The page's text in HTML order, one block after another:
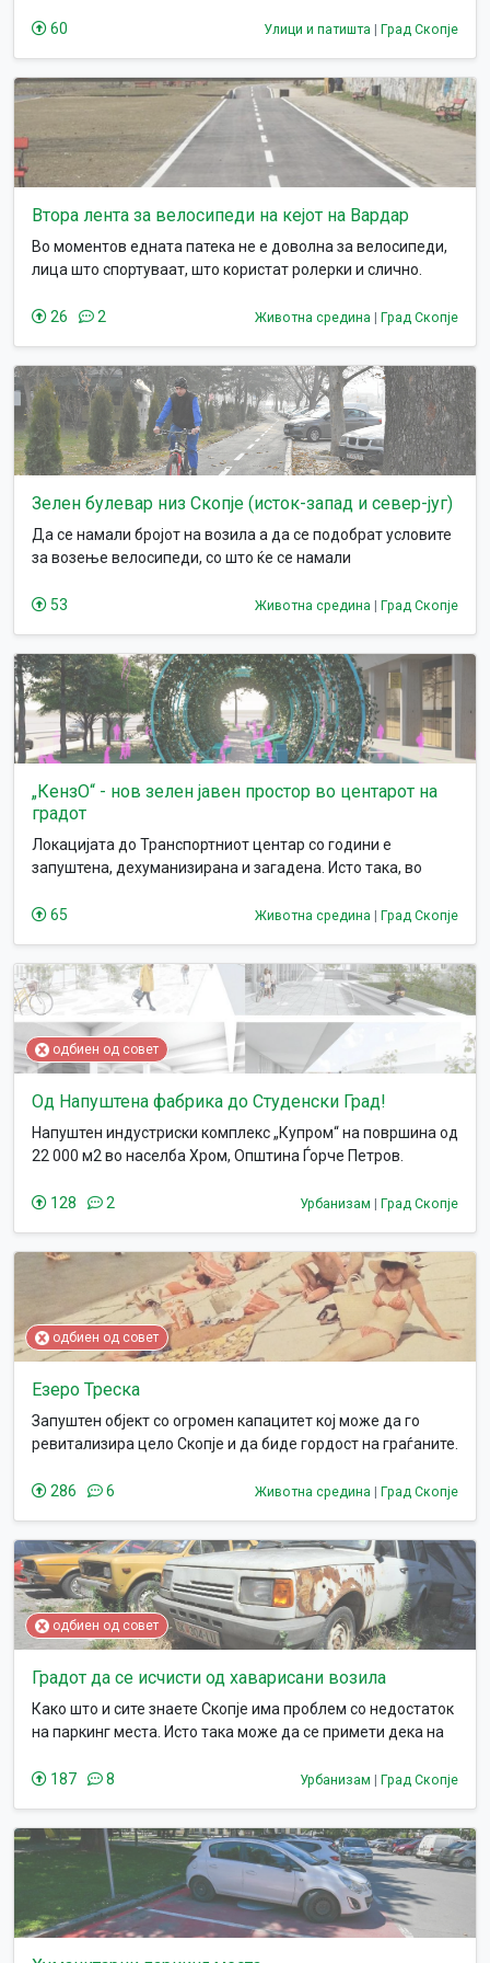
прекинато за да мора да стојат на сред булеварот. Оваа
одмориште меќу лентите на булеварот беше прегазен
човек)
60 Улици и патишта | Град Скопје
Втора лента за велосипеди на кејот на Вардар
Во моментов едната патека не е доволна за велосипеди,
лица што спортуваат, што користат ролерки и слично.
различните учесници на патеката.
26 2 Животна средина | Град Скопје
Зелен булевар низ Скопје (исток-запад и север-југ)
Да се намали бројот на возила а да се подобрат условите
за возење велосипеди, со што ќе се намали
53
Животна средина | Град Скопје
„КензО“ - нов зелен јавен простор во центарот на
градот
Локацијата до Транспортниот центар со години е
запуштена, дехуманизирана и загадена. Исто така, во
зеленило, кои би ја подобриле севкупната атмосфера.
65 Животна средина | Град Скопје
одбиен од совет
Од Напуштена фабрика до Студенски Град!
Напуштен индустриски комплекс „Купром“ на површина од
22 000 м2 во населба Хром, Општина Ѓорче Петров.
индустриско наследство, контаминирана почва во
стаклена волна, нафтени деривати, закана за животната
средина и локалното население.
128 2 Урбанизам | Град Скопје
одбиен од совет
Езеро Треска
Запуштен објект со огромен капацитет кој може да го
ревитализира цело Скопје и да биде гордост на граѓаните.
286 6 Животна средина | Град Скопје
одбиен од совет
Градот да се исчисти од хаварисани возила
Како што и сите знаете Скопје има проблем со недостаток
на паркинг места. Исто така може да се примети дека на
во возна состојба и не се поместени долго време. Овие
ослободи простор.
187 8 Урбанизам | Град Скопје